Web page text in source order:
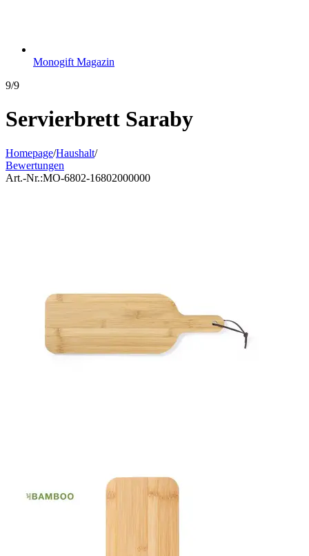
Monogift Magazin
9/9
Servierbrett Saraby
Homepage/Haushalt/
Bewertungen
Art.-Nr.:MO-6802-16802000000